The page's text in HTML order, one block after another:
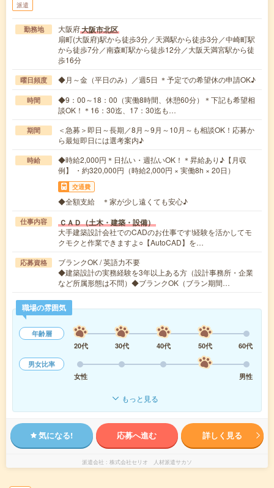
派遣
勤務地 大阪府大阪市北区
扇町(大阪府)駅から徒歩3分／天満駅から徒歩3分／中崎町駅
から徒歩7分／南森町駅から徒歩12分／大阪天満宮駅から徒
歩16分
曜日頻度 ◆月～金（平日のみ）／週5日 ＊予定での希望休の申請OK♪
時間
◆9：00～18：00（実働8時間、休憩60分）＊下記も希望相
談OK！＊16：30迄、17：30迄も…
期間
＜急募＞即日～長期／8月～9月～10月～も相談OK！応募か
ら最短即日には選考案内♪
時給
◆時給2,000円＊日払い・週払いOK！＊昇給あり♪【月収
例】 ・約320,000円（時給2,000円 × 実働8h × 20日）
交通費
◆全額支給 ＊家が少し遠くても安心♪
仕事内容 ＣＡＤ（土木・建築・設備）
大手建築設計会社でのCADのお仕事です!経験を活かしてモ
クモクと作業できますよ○【AutoCAD】を…
応募資格
ブランクOK / 英語力不要
◆建築設計の実務経験を3年以上ある方（設計事務所・企業
など所属形態は不問）◆ブランクOK（ブラン期間…
職場の雰囲気
年齢層
20代
30代 40代 50代
60代
男女比率
女性
男性
もっと見る
気になる! 応募へ進む 詳しく見る
派遣会社 株式会社セリオ 人材派遣サカソ